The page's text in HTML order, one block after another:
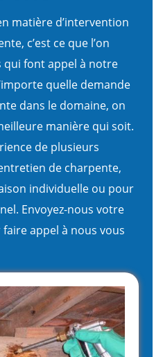
matière d’intervention
c’est ce que l’on
qui font appel à notre
quelle demande
dans le domaine, on
manière qui soit.
de plusieurs
de charpente,
individuelle ou pour
Envoyez-nous votre
appel à nous vous